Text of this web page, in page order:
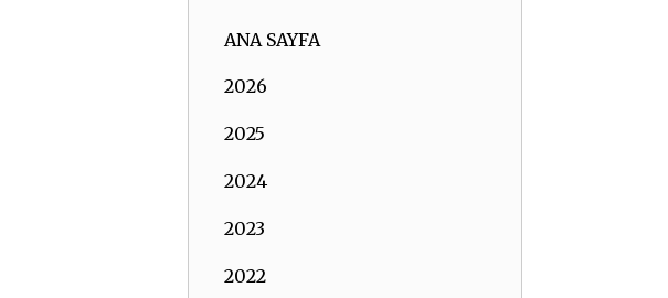
ANA SAYFA
2026
2025
2024
2023
2022